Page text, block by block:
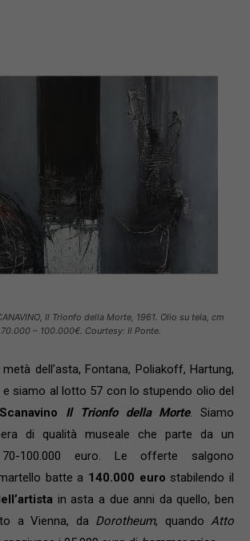
Il Trionfo della Morte, 1961. Olio su tela, cm
– 100.000€. Courtesy: Il Ponte.
dell’asta, Fontana, Poliakoff, Hartung,
e siamo al lotto 57 con lo stupendo olio del
Il Trionfo della Morte. Siamo
di qualità museale che parte da un
100.000 euro. Le offerte salgono
batte a 140.000 euro stabilendo il
in asta a due anni da quello, ben
a Vienna, da Dorotheum, quando Atto